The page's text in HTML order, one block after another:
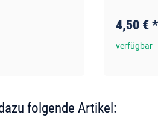
4,50 €*
verfügbar
folgende Artikel: